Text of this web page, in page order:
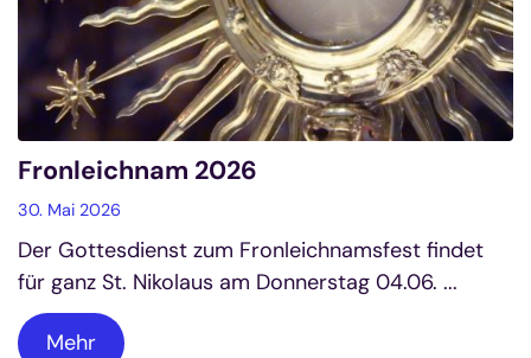
Fronleichnam 2026
30. Mai 2026
Der Gottesdienst zum Fronleichnamsfest findet
für ganz St. Nikolaus am Donnerstag 04.06. ...
Mehr